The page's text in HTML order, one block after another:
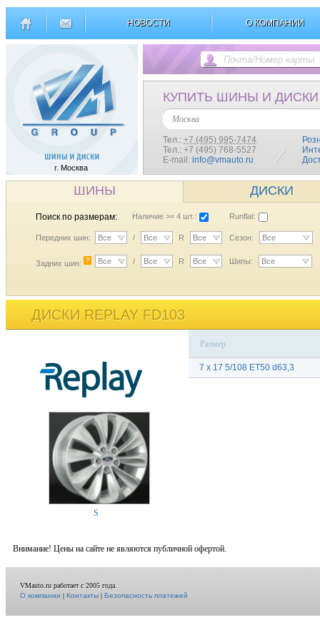
НОВОСТИ О КОМПАНИИ
г. Москва
КУПИТЬ ШИНЫ И ДИСКИ
Москва
Тел.: +7 (495) 995-7474
Тел.: +7 (495) 768-5527
E-mail: info@vmauto.ru
ШИНЫ ДИСКИ
Поиск по размерам: Наличие >= 4 шт.: Runflat:
Передних шин: Все / Все R Все Сезон: Все
Задних шин: ? Все / Все R Все Шипы: Все
ДИСКИ REPLAY FD103
S
Размер
7 x 17 5/108 ET50 d63,3
Внимание! Цены на сайте не являются публичной офертой.
VMauto.ru работает с 2005 года.
О компании|Контакты|Безопасность платежей